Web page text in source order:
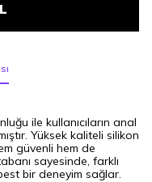
ile kullanıcıların anal
Yüksek kaliteli silikon
güvenli hem de
sayesinde, farklı
bir deneyim sağlar.